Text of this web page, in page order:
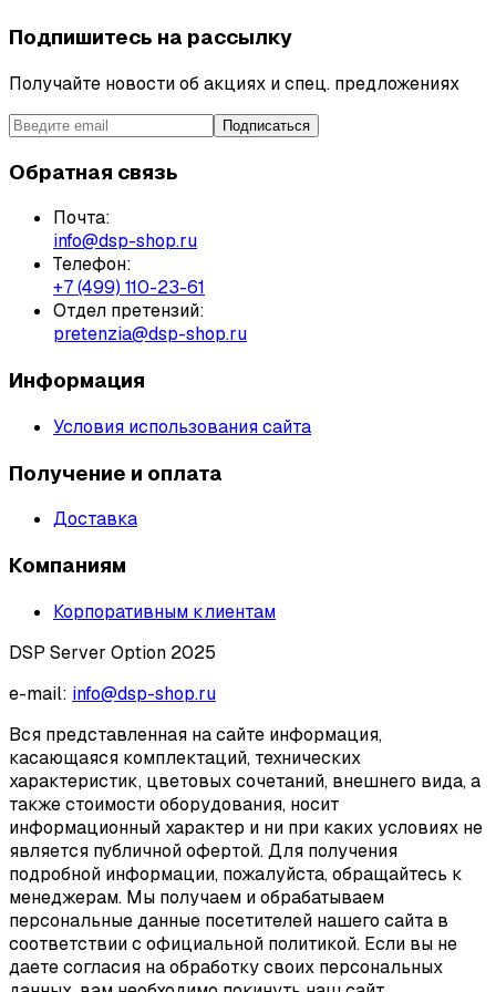
Подпишитесь на рассылку
Получайте новости об акциях и спец. предложениях
Подписаться
Обратная связь
Почта:
info@dsp-shop.ru
Телефон:
+7 (499) 110-23-61
Отдел претензий:
pretenzia@dsp-shop.ru
Информация
Условия использования сайта
Получение и оплата
Доставка
Компаниям
Корпоративным клиентам
DSP Server Option 2025
e-mail: info@dsp-shop.ru
Вся представленная на сайте информация,
касающаяся комплектаций, технических
характеристик, цветовых сочетаний, внешнего вида, а
также стоимости оборудования, носит
информационный характер и ни при каких условиях не
является публичной офертой. Для получения
подробной информации, пожалуйста, обращайтесь к
менеджерам. Мы получаем и обрабатываем
персональные данные посетителей нашего сайта в
соответствии с официальной политикой. Если вы не
даете согласия на обработку своих персональных